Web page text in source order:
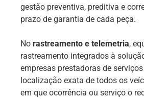
gestão preventiva, preditiva e
prazo de garantia de cada peça.
No rastreamento e telemetria,
rastreamento integrados à
empresas prestadoras de
localização exata de todos os
em que ocorrência ou serviço o